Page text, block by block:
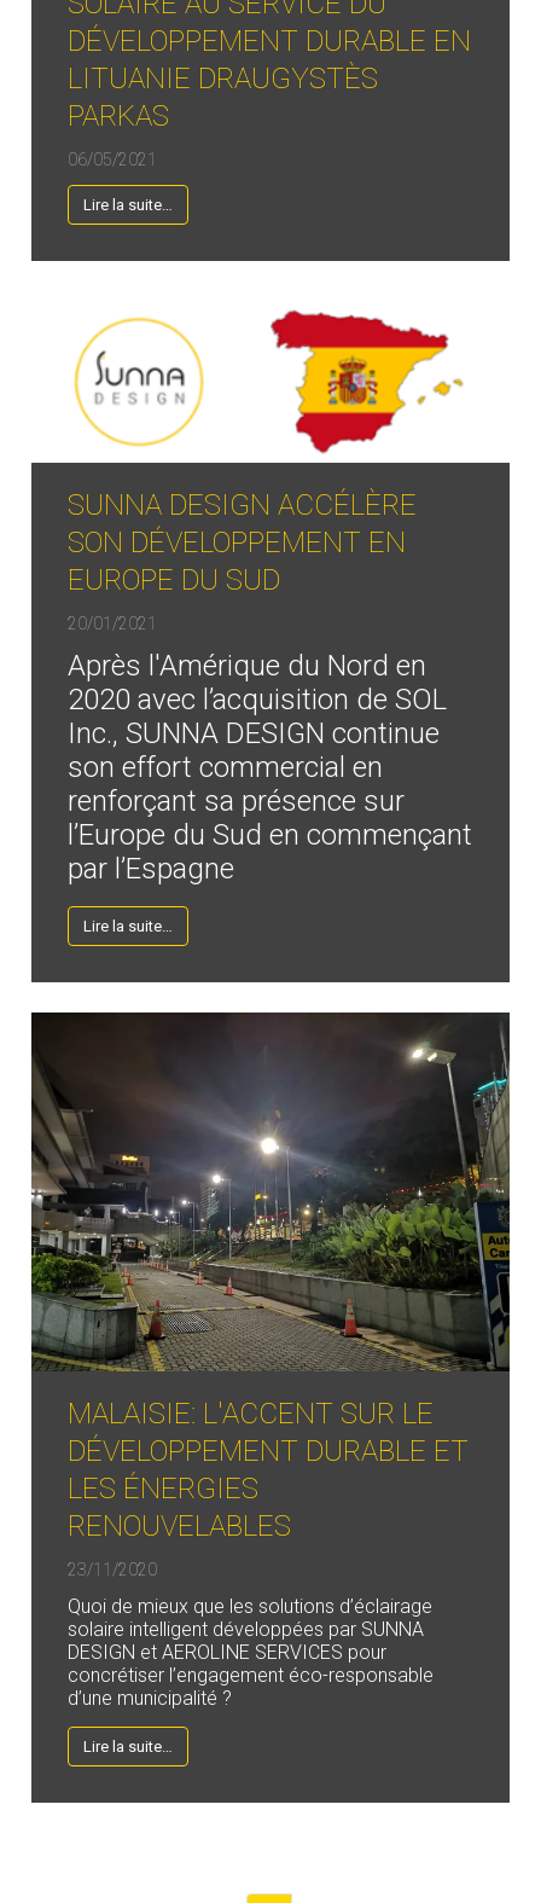
DÉVELOPPEMENT DURABLE EN
LITUANIE DRAUGYSTÈS
PARKAS
06/05/2021
Lire la suite…
SUNNA DESIGN ACCÉLÈRE
SON DÉVELOPPEMENT EN
EUROPE DU SUD
20/01/2021
Après l'Amérique du Nord en
2020 avec l’acquisition de SOL
Inc., SUNNA DESIGN continue
son effort commercial en
renforçant sa présence sur
l’Europe du Sud en commençant
par l’Espagne
Lire la suite…
MALAISIE: L'ACCENT SUR LE
DÉVELOPPEMENT DURABLE ET
LES ÉNERGIES
RENOUVELABLES
23/11/2020
Quoi de mieux que les solutions d’éclairage
solaire intelligent développées par SUNNA
DESIGN et AEROLINE SERVICES pour
concrétiser l’engagement éco-responsable
d’une municipalité ?
Lire la suite…